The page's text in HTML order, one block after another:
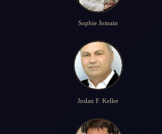
Sophie Jomain
Joslan F. Keller